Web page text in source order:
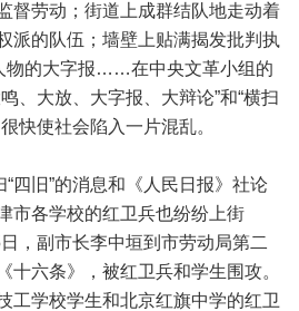
督劳动；街道上成群结队地走动着
派的队伍；墙壁上贴满揭发批判执
物的大字报……在中央文革小组的
、大放、大字报、大辩论”和“横扫
快使社会陷入一片混乱。
四旧”的消息和《人民日报》社论
市各学校的红卫兵也纷纷上街
，副市长李中垣到市劳动局第二
十六条》，被红卫兵和学生围攻。
工学校学生和北京红旗中学的红卫